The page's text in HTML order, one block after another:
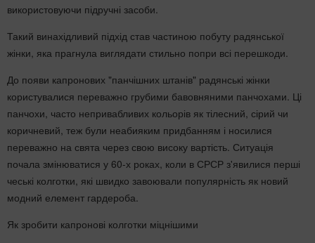
використовуючи підручні засоби.
Такий винахідливий підхід став частиною побуту радянської
жінки, яка прагнула виглядати стильно попри всі перешкоди.
До появи капронових "панчішних штанів" радянські жінки
користувалися переважно грубими бавовняними панчохами. Ці
панчохи, часто непривабливих кольорів як тілесний, сірий чи
коричневий, теж були неабияким придбанням і носилися
переважно на свята через свою високу вартість. Ситуація
почала змінюватися у 60-х роках, коли в СРСР з'явилися перші
чеські колготки, які швидко завоювали популярність як новий
модний елемент гардероба.
Як зробити капронові колготки міцнішими